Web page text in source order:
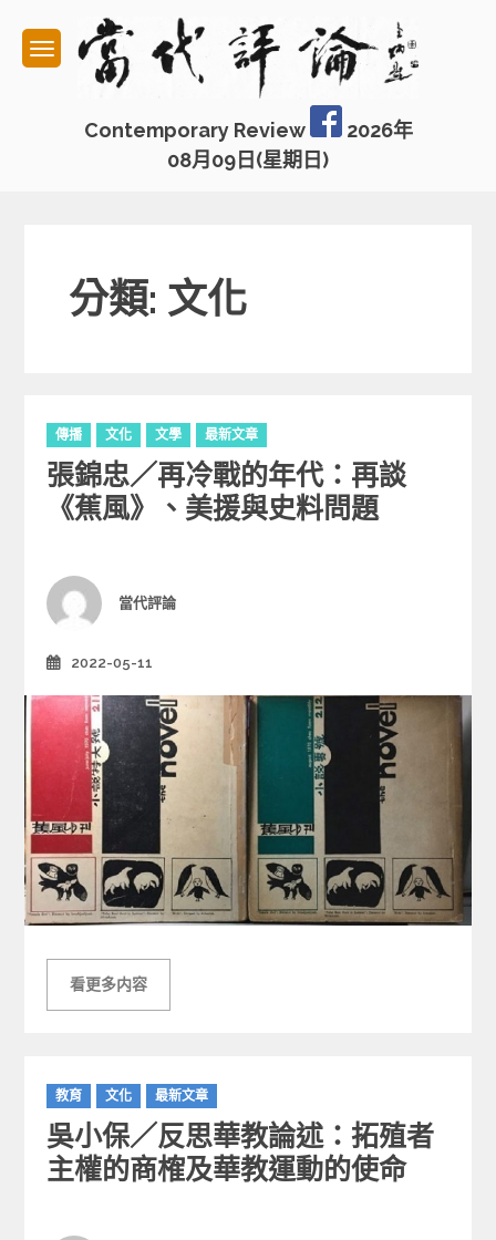
content
Contemporary Review
2026年
08月09日(星期日)
分類: 文化
C
a
t
i
e
傳播 文化 文學 最新文章
張錦忠／再冷戰的年代：再談
《蕉風》、美援與史料問題
Author
當代評論
2022-05-11
看更多内容
C
a
t
e
g
教育 文化 最新文章
吳小保／反思華教論述：拓殖者
主權的商榷及華教運動的使命